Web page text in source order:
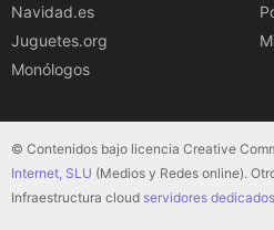
Navidad.es
Juguetes.org
Monólogos
© Contenidos bajo licencia Creative
Internet, SLU (Medios y Redes online).
Infraestructura cloud servidores dedicados